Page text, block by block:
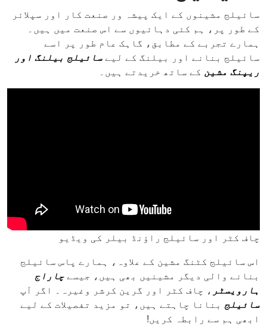
سائیلج مشینوں کے ایک پیشہ ور صنعت کار اور سپلائر
کے طور پر، ہم کئی دہائیوں سے اس صنعت میں ہیں۔
ہمارے تجربے کے مطابق، گاہک عام طور پر اسے
سائیلج بنانے اور بیلنگ کے لیے سائیلج بیلنگ اور
ریپنگ مشین کے ساتھ خریدتے ہیں۔
چاف کٹر اور سائیلج راؤنڈ بیلر کی ویڈیو
اس سائیلج کٹنگ مشین کے علاوہ، ہمارے پاس سائیلج
بنانے والی دیگر مشینیں بھی ہیں، جیسےچاراج
ہارویسٹر ، چاف کٹر اور گرین کرشر وغیرہ۔ اگر آپ
سائیلج بنانا چاہتے ہیں، تو مزید تفصیلات کے لیے
ابھی ہم سے رابطہ کریں!